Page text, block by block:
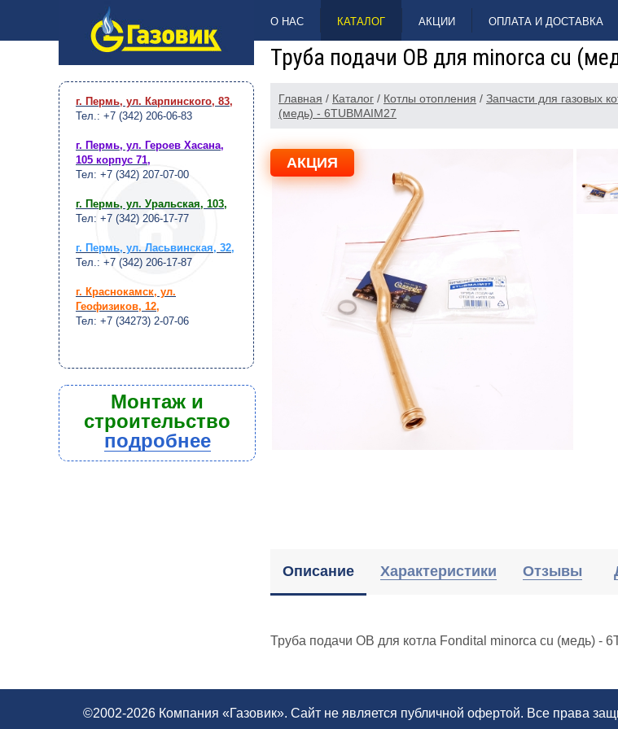
НАВЕРХ
О НАС КАТАЛОГ АКЦИИ ОПЛАТА И ДОСТАВКА
Труба подачи ОВ для minorca cu
Главная / Каталог / Котлы отопления / Запчасти для газовых
(медь) - 6TUBMAIM27
АКЦИЯ
Описание Характеристики Отзывы
Труба подачи ОВ для котла Fondital minorca cu (медь) -
г. Пермь, ул. Карпинского, 83,
Тел.: +7 (342) 206-06-83
г. Пермь, ул. Героев Хасана,
105 корпус 71,
Тел: +7 (342) 207-07-00
г. Пермь, ул. Уральская, 103,
Тел: +7 (342) 206-17-77
г. Пермь, ул. Ласьвинская, 32,
Тел.: +7 (342) 206-17-87
г. Краснокамск, ул.
Геофизиков, 12,
Тел: +7 (34273) 2-07-06
Монтаж и
строительство
подробнее
©2002-2026 Компания «Газовик». Сайт не является публичной офертой. Все права